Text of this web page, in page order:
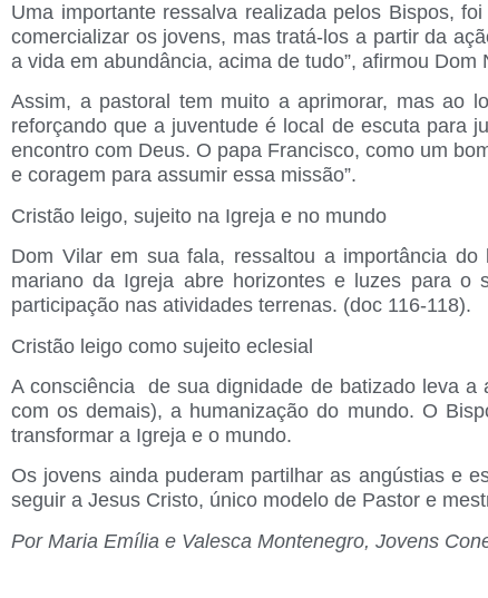
Uma importante ressalva realizada pelos Bispos,
comercializar os jovens, mas tratá-los a partir da
a vida em abundância, acima de tudo”, afirmou Dom
Assim, a pastoral tem muito a aprimorar, mas ao
reforçando que a juventude é local de escuta para
encontro com Deus. O papa Francisco, como um
e coragem para assumir essa missão”.
Cristão leigo, sujeito na Igreja e no mundo
Dom Vilar em sua fala, ressaltou a importância
mariano da Igreja abre horizontes e luzes para
participação nas atividades terrenas. (doc 116-118).
Cristão leigo como sujeito eclesial
A consciência de sua dignidade de batizado leva
com os demais), a humanização do mundo. O
transformar a Igreja e o mundo.
Os jovens ainda puderam partilhar as angústias e
seguir a Jesus Cristo, único modelo de Pastor e
Por Maria Emília e Valesca Montenegro, Jovens